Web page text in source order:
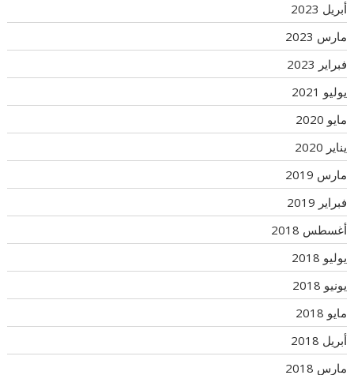
أبريل 2023
مارس 2023
فبراير 2023
يوليو 2021
مايو 2020
يناير 2020
مارس 2019
فبراير 2019
أغسطس 2018
يوليو 2018
يونيو 2018
مايو 2018
أبريل 2018
مارس 2018